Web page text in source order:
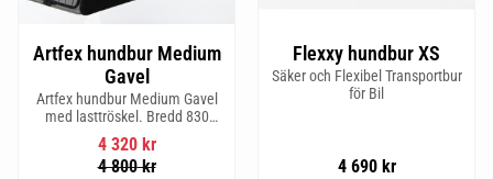
Artfex hundbur Medium
Gavel
Artfex hundbur Medium Gavel
med lasttröskel. Bredd 830
mm, Höjd 675 mm, Djup 495
mm och Vikt 20,1 kg.
4 320kr
4 800kr
Flexxy hundbur XS
Säker och Flexibel Transportbur
för Bil
4 690kr